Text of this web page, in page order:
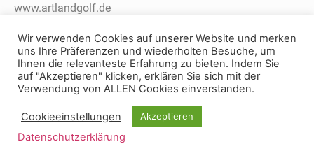
www.artlandgolf.de
© Copyright – Artland Golf
Kontakt|Impressum
Wir verwenden Cookies auf unserer Website und merken
uns Ihre Präferenzen und wiederholten Besuche, um
Ihnen die relevanteste Erfahrung zu bieten. Indem Sie
auf "Akzeptieren" klicken, erklären Sie sich mit der
Verwendung von ALLEN Cookies einverstanden.
Cookieeinstellungen Akzeptieren
Datenschutzerklärung